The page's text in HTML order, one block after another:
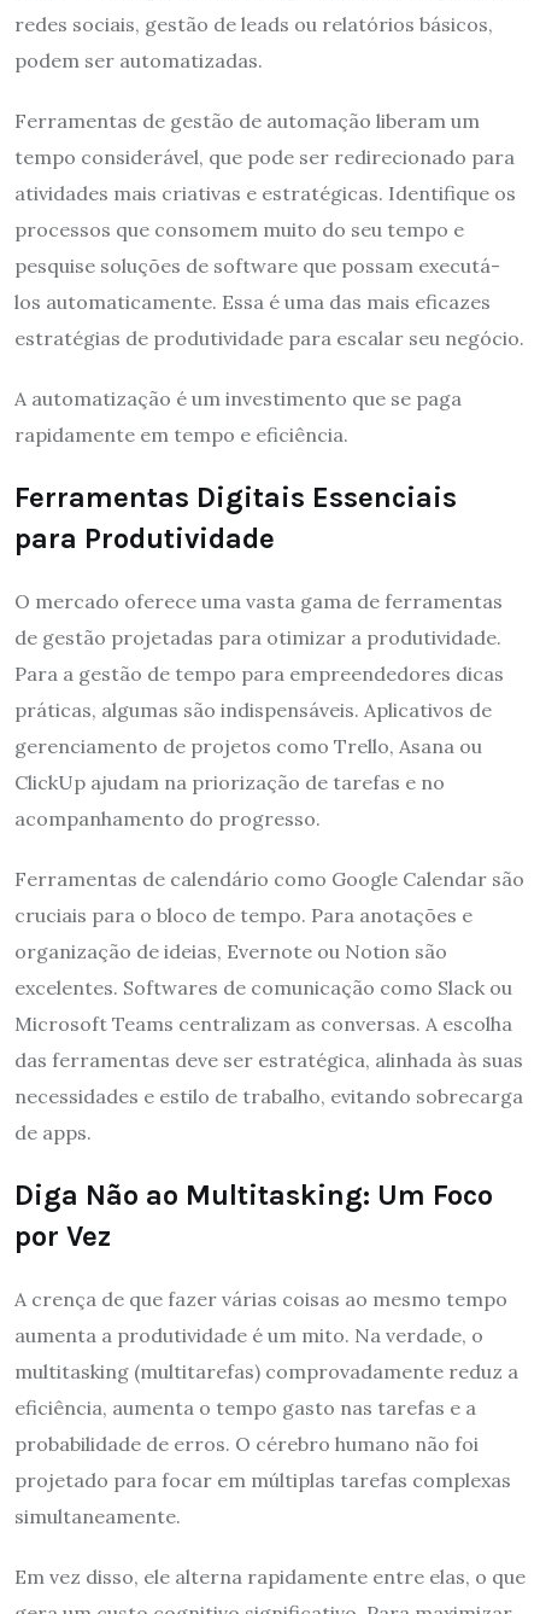
redes sociais, gestão de leads ou relatórios básicos,
podem ser automatizadas.
Ferramentas de gestão de automação liberam um
tempo considerável, que pode ser redirecionado para
atividades mais criativas e estratégicas. Identifique os
processos que consomem muito do seu tempo e
pesquise soluções de software que possam executá-
los automaticamente. Essa é uma das mais eficazes
estratégias de produtividade para escalar seu negócio.
A automatização é um investimento que se paga
rapidamente em tempo e eficiência.
Ferramentas Digitais Essenciais
para Produtividade
O mercado oferece uma vasta gama de ferramentas
de gestão projetadas para otimizar a produtividade.
Para a gestão de tempo para empreendedores dicas
práticas, algumas são indispensáveis. Aplicativos de
gerenciamento de projetos como Trello, Asana ou
ClickUp ajudam na priorização de tarefas e no
acompanhamento do progresso.
Ferramentas de calendário como Google Calendar são
cruciais para o bloco de tempo. Para anotações e
organização de ideias, Evernote ou Notion são
excelentes. Softwares de comunicação como Slack ou
Microsoft Teams centralizam as conversas. A escolha
das ferramentas deve ser estratégica, alinhada às suas
necessidades e estilo de trabalho, evitando sobrecarga
de apps.
Diga Não ao Multitasking: Um Foco
por Vez
A crença de que fazer várias coisas ao mesmo tempo
aumenta a produtividade é um mito. Na verdade, o
multitasking (multitarefas) comprovadamente reduz a
eficiência, aumenta o tempo gasto nas tarefas e a
probabilidade de erros. O cérebro humano não foi
projetado para focar em múltiplas tarefas complexas
simultaneamente.
Em vez disso, ele alterna rapidamente entre elas, o que